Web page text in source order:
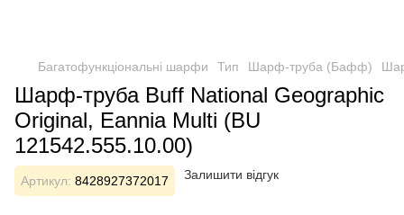
Багатофункціональні шарфи Тип Шарф-труба (Бафф)
Шарф-труба Buff National Geographic
Original, Eannia Multi (BU
121542.555.10.00)
Артикул: 8428927372017 Залишити відгук